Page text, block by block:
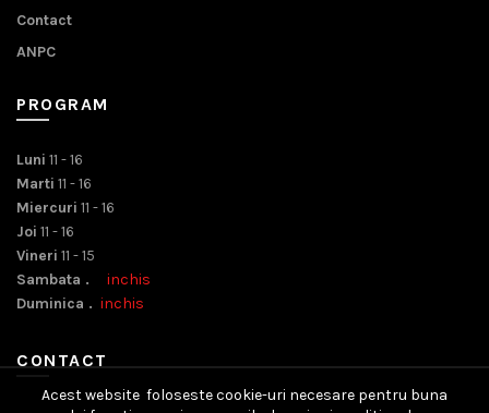
Contact
ANPC
PROGRAM
Luni 11 - 16
Marti 11 - 16
Miercuri 11 - 16
Joi 11 - 16
Vineri 11 - 15
Sambata . inchis
Duminica . inchis
CONTACT
Acest website foloseste cookie-uri necesare pentru buna